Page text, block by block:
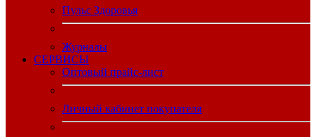
Пульс Здоровья
Журналы
CЕРВИСЫ
Оптовый прайс-лист
Личный кабинет покупателя